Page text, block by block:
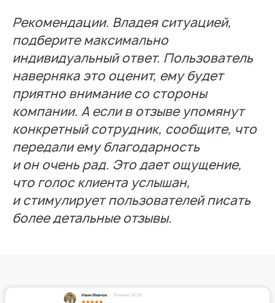
Рекомендации. Владея ситуацией,
подберите максимально
индивидуальный ответ. Пользователь
наверняка это оценит, ему будет
приятно внимание со стороны
компании. А если в отзыве упомянут
конкретный сотрудник, сообщите, что
передали ему благодарность
и он очень рад. Это дает ощущение,
что голос клиента услышан,
и стимулирует пользователей писать
более детальные отзывы.